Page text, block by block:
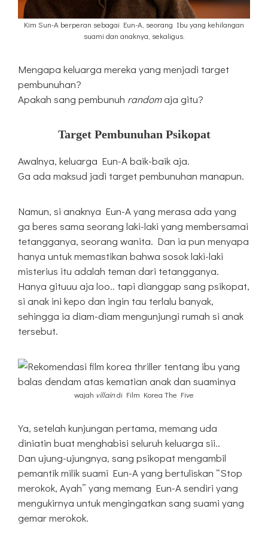
Kim Sun-A berperan sebagai Eun-A, seorang Ibu yang kehilangan
suami dan anaknya, sekaligus.
Mengapa keluarga mereka yang menjadi target
pembunuhan?
Apakah sang pembunuh randomaja gitu?
Target Pembunuhan Psikopat
Awalnya, keluarga Eun-A baik-baik aja.
Ga ada maksud jadi target pembunuhan manapun.
Namun, si anaknya Eun-A yang merasa ada yang
ga beres sama seorang laki-laki yang membersamai
tetangganya, seorang wanita. Dan ia pun menyapa
hanya untuk memastikan bahwa sosok laki-laki
misterius itu adalah teman dari tetangganya.
Hanya gituuu aja loo.. tapi dianggap sang psikopat,
si anak ini kepo dan ingin tau terlalu banyak,
sehingga ia diam-diam mengunjungi rumah si anak
tersebut.
wajah villaindi Film Korea The Five
Ya, setelah kunjungan pertama, memang uda
diniatin buat menghabisi seluruh keluarga sii..
Dan ujung-ujungnya, sang psikopat mengambil
pemantik milik suami Eun-A yang bertuliskan “Stop
merokok, Ayah” yang memang Eun-A sendiri yang
mengukirnya untuk mengingatkan sang suami yang
gemar merokok.